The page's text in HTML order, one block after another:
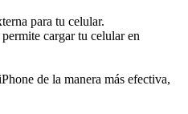
para tu celular.
cargar tu celular en
de la manera más efectiva,